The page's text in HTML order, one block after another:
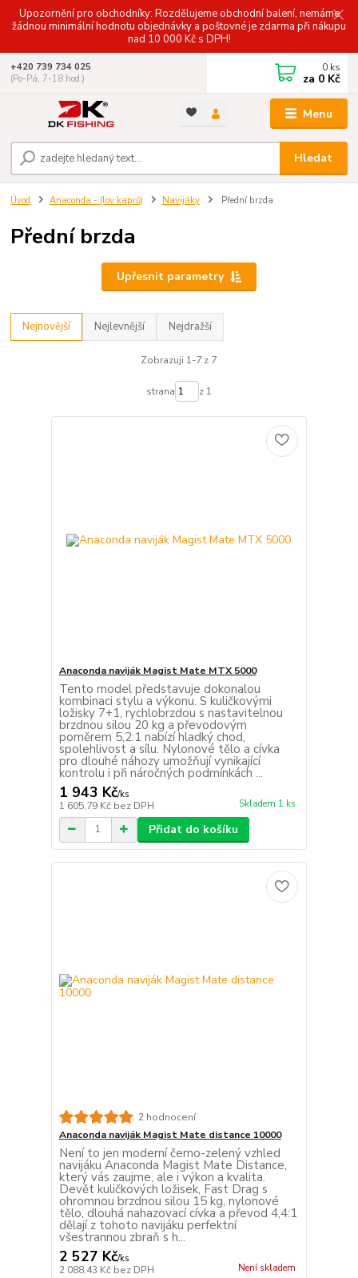
Upozornění pro obchodníky: Rozdělujeme obchodní balení, nemáme
žádnou minimální hodnotu objednávky a poštovné je zdarma při nákupu
nad 10 000 Kč s DPH!
Menu
Hledat
+420 739 734 025
(Po-Pá, 7-18 hod.)
0 ks
za 0 Kč
Úvod Anaconda - (lov kaprů) Navijáky Přední brzda
Přední brzda
Upřesnit parametry
Nejnovější Nejlevnější Nejdražší
Zobrazuji 1-7 z 7
strana z 1
Anaconda naviják Magist Mate MTX 5000
Tento model představuje dokonalou
kombinaci stylu a výkonu. S kuličkovými
ložisky 7+1, rychlobrzdou s nastavitelnou
brzdnou silou 20 kg a převodovým
poměrem 5,2:1 nabízí hladký chod,
spolehlivost a sílu. Nylonové tělo a cívka
pro dlouhé náhozy umožňují vynikající
kontrolu i při náročných podmínkách ...
1 943 Kč/ks
1 605,79 Kč bez DPH Skladem 1 ks
Přidat do košíku
2 hodnocení
Anaconda naviják Magist Mate distance 10000
Není to jen moderní černo-zelený vzhled
navijáku Anaconda Magist Mate Distance,
který vás zaujme, ale i výkon a kvalita.
Devět kuličkových ložisek, Fast Drag s
ohromnou brzdnou silou 15 kg, nylonové
tělo, dlouhá nahazovací cívka a převod 4,4:1
dělají z tohoto navijáku perfektní
všestrannou zbraň s h...
2 527 Kč/ks
2 088,43 Kč bez DPH Není skladem